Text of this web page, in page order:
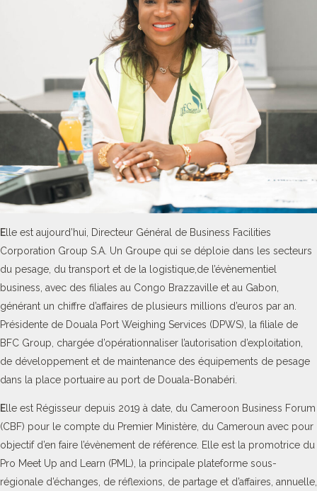
E lle est aujourd’hui, Directeur Général de Business Facilities
Corporation Group S.A. Un Groupe qui se déploie dans les secteurs
du pesage, du transport et de la logistique,de l’évènementiel
business, avec des filiales au Congo Brazzaville et au Gabon,
générant un chiffre d’affaires de plusieurs millions d’euros par an.
Présidente de Douala Port Weighing Services (DPWS), la filiale de
BFC Group, chargée d’opérationnaliser l’autorisation d’exploitation,
de développement et de maintenance des équipements de pesage
dans la place portuaire au port de Douala-Bonabéri.
E lle est Régisseur depuis 2019 à date, du Cameroon Business Forum
(CBF) pour le compte du Premier Ministère, du Cameroun avec pour
objectif d’en faire l’évènement de référence. Elle est la promotrice du
Pro Meet Up and Learn (PML), la principale plateforme sous-
régionale d’échanges, de réflexions, de partage et d’affaires, annuelle,